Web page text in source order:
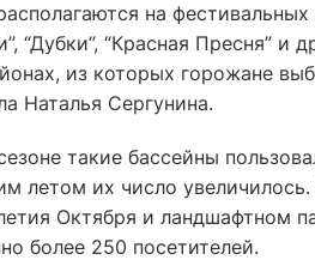
на
“Дубки”, “Красная Пресня”
из которых горожане
Наталья Сергунина.
такие бассейны
летом их число
Октября и ландшафтном
более 250 посетителей.